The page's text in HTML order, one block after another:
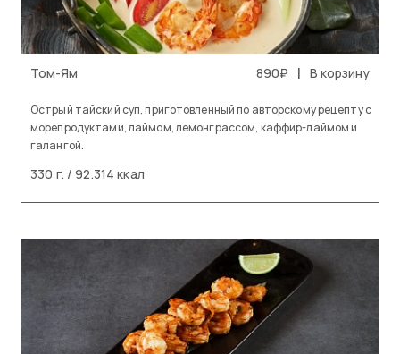
Том-Ям 890₽ | В корзину
Острый тайский суп, приготовленный по авторскому рецепту с
морепродуктами, лаймом, лемонграссом, каффир-лаймом и
галангой.
330 г. / 92.314 ккал